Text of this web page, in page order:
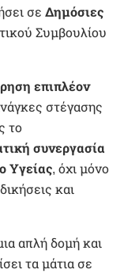
σε Δημόσιες
Συμβουλίου
επιπλέον
στέγασης
το
συνεργασία
Υγείας, όχι μόνο
και
απλή δομή και
τα μάτια σε